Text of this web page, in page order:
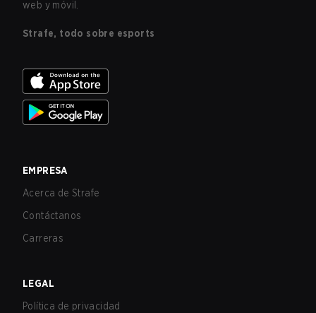
web y móvil.
Strafe, todo sobre esports
EMPRESA
Acerca de Strafe
Contáctanos
Carreras
LEGAL
Política de privacidad